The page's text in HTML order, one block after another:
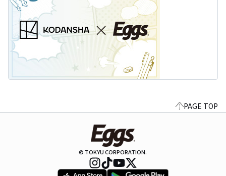
PAGE TOP
© TOKYU CORPORATION.